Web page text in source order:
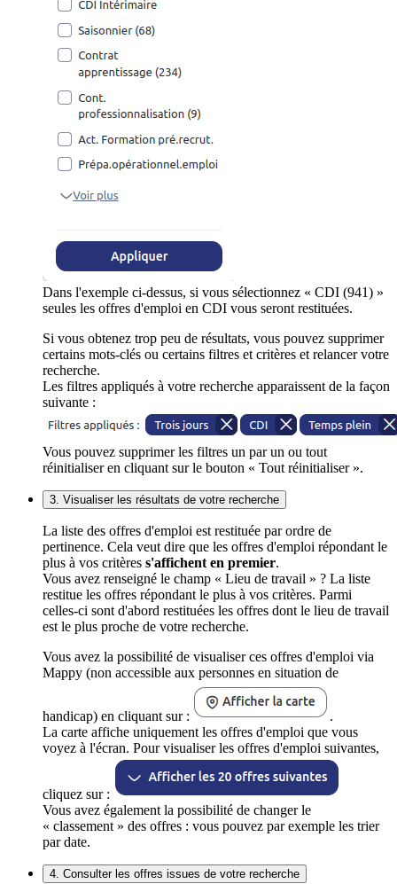
Dans l'exemple ci-dessus, si vous sélectionnez « CDI (941) »
seules les offres d'emploi en CDI vous seront restituées.
Si vous obtenez trop peu de résultats, vous pouvez supprimer
certains mots-clés ou certains filtres et critères et relancer votre
recherche.
Les filtres appliqués à votre recherche apparaissent de la façon
suivante :
Vous pouvez supprimer les filtres un par un ou tout
réinitialiser en cliquant sur le bouton « Tout réinitialiser ».
3. Visualiser les résultats de votre recherche
La liste des offres d'emploi est restituée par ordre de
pertinence. Cela veut dire que les offres d'emploi répondant le
plus à vos critères s'affichent en premier.
Vous avez renseigné le champ « Lieu de travail » ? La liste
restitue les offres répondant le plus à vos critères. Parmi
celles-ci sont d'abord restituées les offres dont le lieu de travail
est le plus proche de votre recherche.
Vous avez la possibilité de visualiser ces offres d'emploi via
Mappy (non accessible aux personnes en situation de
handicap) en cliquant sur :
.
La carte affiche uniquement les offres d'emploi que vous
voyez à l'écran. Pour visualiser les offres d'emploi suivantes,
cliquez sur :
Vous avez également la possibilité de changer le
« classement » des offres : vous pouvez par exemple les trier
par date.
4. Consulter les offres issues de votre recherche